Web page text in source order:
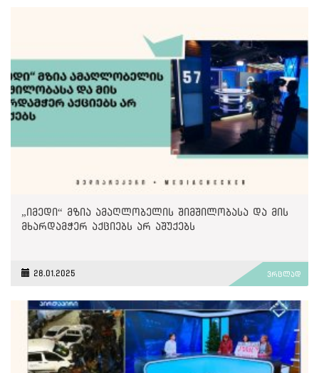
„იმედი“ მზია ამაღლობელის შიმშილობასა და მის
მხარდამჭერ აქციებს არ აშუქებს
28.01.2025 ვრცლად